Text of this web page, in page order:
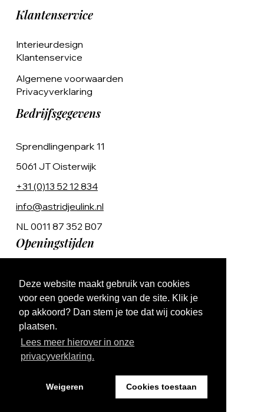
Deze website maakt gebruik van cookies
voor een goede werking van de site. Klik je
op akkoord? Dan stem je toe dat wij cookies
plaatsen.
Lees meer hierover in onze
privacyverklaring.
Weigeren Cookies toestaan
Klantenservice
Interieurdesign
Klantenservice
Algemene voorwaarden
Privacyverklaring
Bedrijfsgegevens
Sprendlingenpark 11
5061 JT Oisterwijk
+31 (0)13 52 12 834
info@astridjeulink.nl
NL 0011 87 352 B07
Openingstijden
Ma t/m Vr 9:00 - 17:00
Website by The Cre8ion.Lab